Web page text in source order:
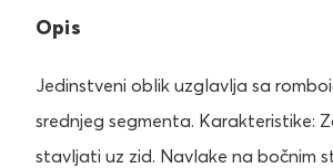
Opis
Jedinstveni oblik uzglavlja sa
srednjeg segmenta. Karakteristike:
stavljati uz zid. Navlake na bočnim